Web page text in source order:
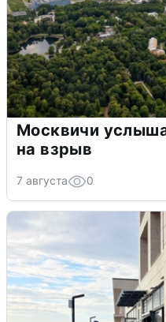
Москвичи
на взрыв
7 августа 0